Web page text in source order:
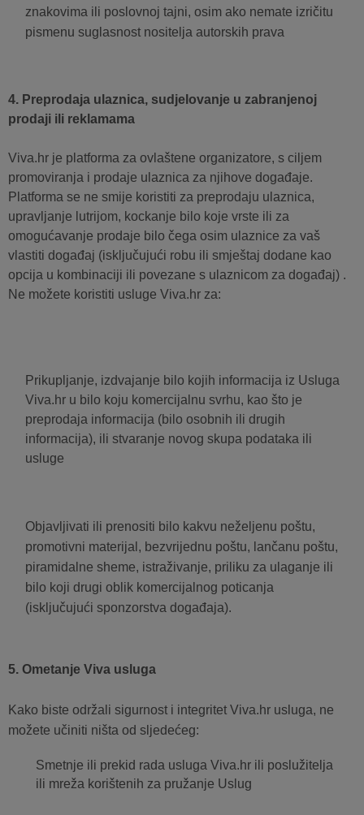
znakovima ili poslovnoj tajni, osim ako nemate izričitu
pismenu suglasnost nositelja autorskih prava
4. Preprodaja ulaznica, sudjelovanje u zabranjenoj
prodaji ili reklamama
Viva.hr je platforma za ovlaštene organizatore, s ciljem
promoviranja i prodaje ulaznica za njihove događaje.
Platforma se ne smije koristiti za preprodaju ulaznica,
upravljanje lutrijom, kockanje bilo koje vrste ili za
omogućavanje prodaje bilo čega osim ulaznice za vaš
vlastiti događaj (isključujući robu ili smještaj dodane kao
opcija u kombinaciji ili povezane s ulaznicom za događaj) .
Ne možete koristiti usluge Viva.hr za:
Prikupljanje, izdvajanje bilo kojih informacija iz Usluga
Viva.hr u bilo koju komercijalnu svrhu, kao što je
preprodaja informacija (bilo osobnih ili drugih
informacija), ili stvaranje novog skupa podataka ili
usluge
Objavljivati ​​ili prenositi bilo kakvu neželjenu poštu,
promotivni materijal, bezvrijednu poštu, lančanu poštu,
piramidalne sheme, istraživanje, priliku za ulaganje ili
bilo koji drugi oblik komercijalnog poticanja
(isključujući sponzorstva događaja).
5. Ometanje Viva usluga
Kako biste održali sigurnost i integritet Viva.hr usluga, ne
možete učiniti ništa od sljedećeg:
Smetnje ili prekid rada usluga Viva.hr ili poslužitelja
ili mreža korištenih za pružanje Uslug